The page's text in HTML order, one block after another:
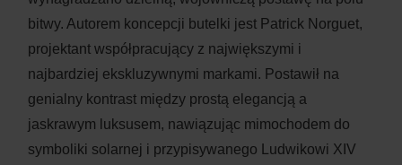
bitwy. Autorem koncepcji butelki jest Patrick Norguet,
projektant współpracujący z największymi i
najbardziej ekskluzywnymi markami. Postawił na
genialny kontrast między prostą elegancją a
jaskrawym luksusem, nawiązując mimochodem do
symboliki solarnej i przypisywanego Ludwikowi XIV